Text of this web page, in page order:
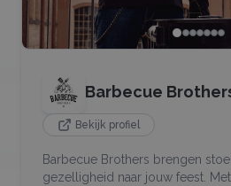
Barbecue
Bekijk profiel
Barbecue Brothers brengen
gezelligheid naar jouw feest.